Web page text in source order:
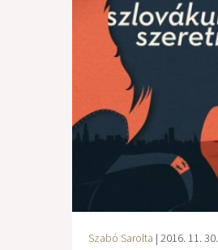
Szabó Sarolta | 2016. 11. 30.